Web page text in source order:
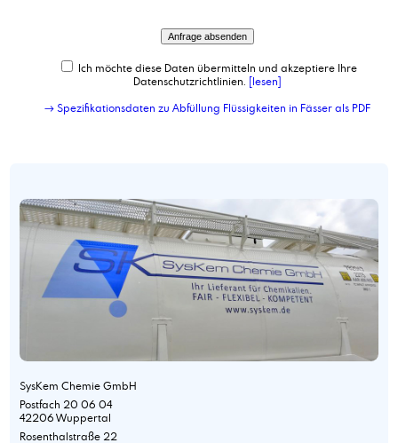
Ich möchte diese Daten übermitteln und akzeptiere Ihre
Datenschutzrichtlinien. [lesen]
→ Spezifikationsdaten zu Abfüllung Flüssigkeiten in Fässer als PDF
SysKem Chemie GmbH
Postfach 20 06 04
42206 Wuppertal
Rosenthalstraße 22